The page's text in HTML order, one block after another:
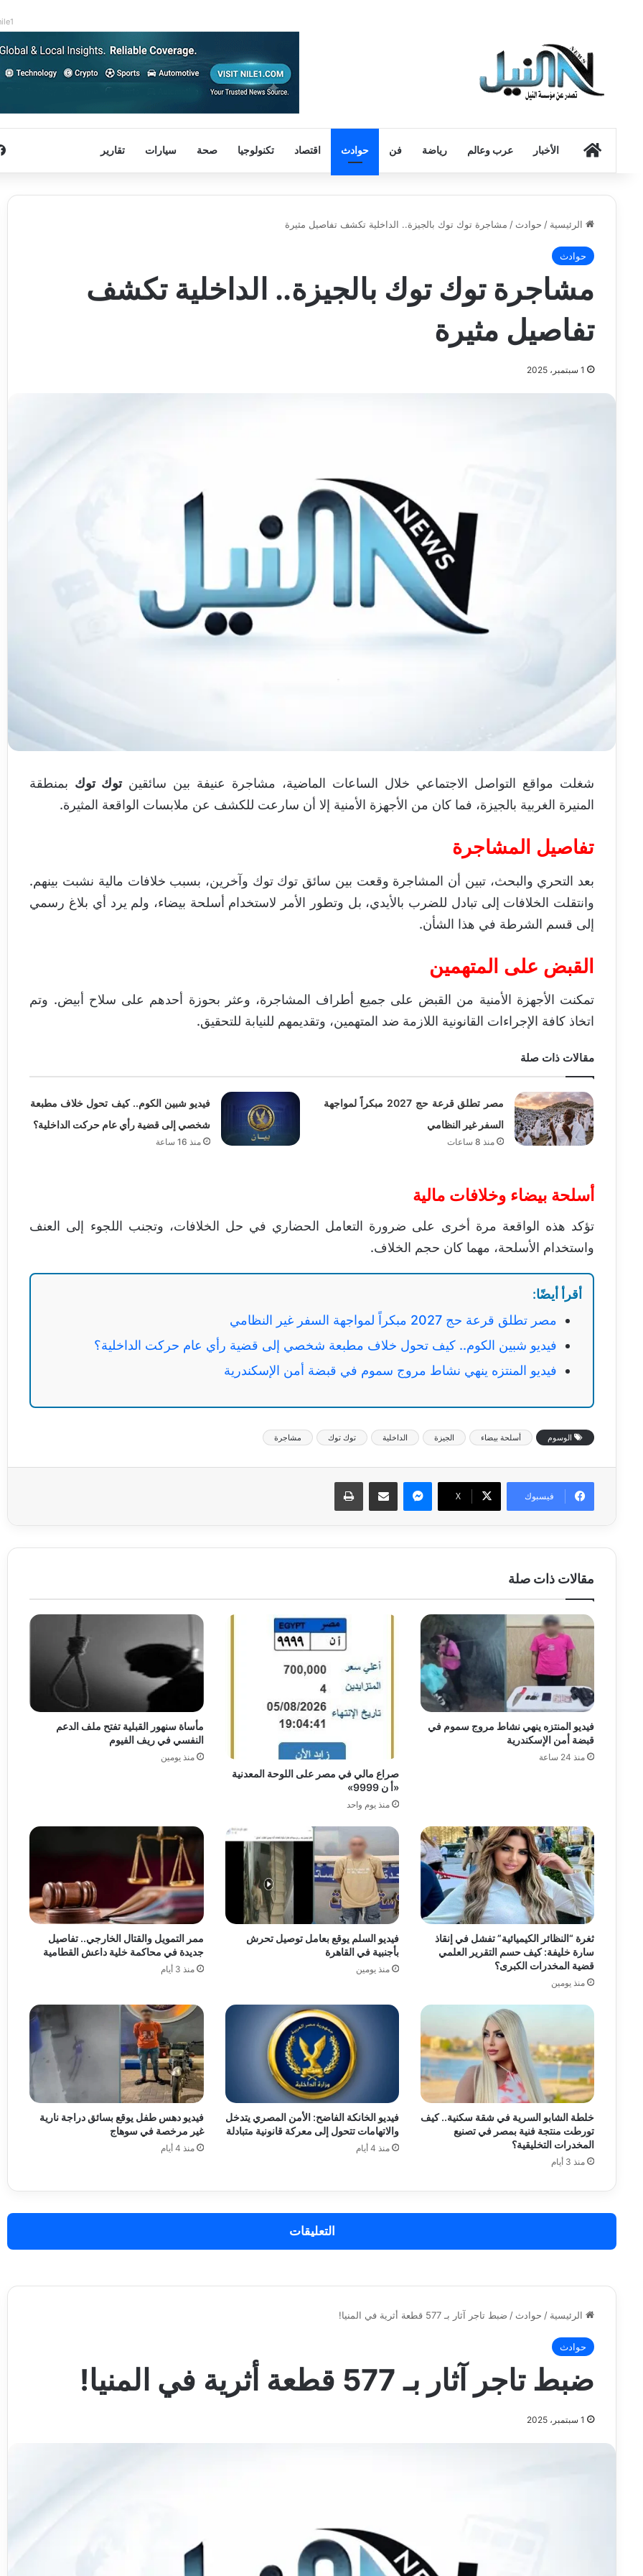
الرئيسيةالأخبار عرب وعالم رياضة فن حوادث اقتصاد تكنولوجيا صحة سيارات تقارير
الرئيسية / حوادث / مشاجرة توك توك بالجيزة.. الداخلية تكشف تفاصيل مثيرة
حوادث
مشاجرة توك توك بالجيزة.. الداخلية تكشف
تفاصيل مثيرة
1 سبتمبر، 2025
شغلت مواقع التواصل الاجتماعي خلال الساعات الماضية، مشاجرة عنيفة بين سائقينتوك توك بمنطقة
المنيرة الغربية بالجيزة، فما كان من الأجهزة الأمنية إلا أن سارعت للكشف عن ملابسات الواقعة المثيرة.
تفاصيل المشاجرة
بعد التحري والبحث، تبين أن المشاجرة وقعت بين سائق توك توك وآخرين، بسبب خلافات مالية نشبت بينهم.
وانتقلت الخلافات إلى تبادل للضرب بالأيدي، بل وتطور الأمر لاستخدام أسلحة بيضاء، ولم يرد أي بلاغ رسمي
إلى قسم الشرطة في هذا الشأن.
القبض على المتهمين
تمكنت الأجهزة الأمنية من القبض على جميع أطراف المشاجرة، وعثر بحوزة أحدهم على سلاح أبيض. وتم
اتخاذ كافة الإجراءات القانونية اللازمة ضد المتهمين، وتقديمهم للنيابة للتحقيق.
مقالات ذات صلة
مصر تطلق قرعة حج 2027 مبكراً لمواجهة
السفر غير النظامي
منذ 8 ساعات
فيديو شبين الكوم.. كيف تحول خلاف مطبعة
شخصي إلى قضية رأي عام حركت الداخلية؟
منذ 16 ساعة
أسلحة بيضاء وخلافات مالية
تؤكد هذه الواقعة مرة أخرى على ضرورة التعامل الحضاري في حل الخلافات، وتجنب اللجوء إلى العنف
واستخدام الأسلحة، مهما كان حجم الخلاف.
أقرأ أيضًا:
مصر تطلق قرعة حج 2027 مبكراً لمواجهة السفر غير النظامي
فيديو شبين الكوم.. كيف تحول خلاف مطبعة شخصي إلى قضية رأي عام حركت الداخلية؟
فيديو المنتزه ينهي نشاط مروج سموم في قبضة أمن الإسكندرية
الوسوم أسلحة بيضاء الجيزة الداخلية توك توك مشاجرة
فيسبوك ‫X
ماسنجر مشاركة عبر البريد طباعة
مقالات ذات صلة
فيديو المنتزه ينهي نشاط مروج سموم في
قبضة أمن الإسكندرية
منذ 24 ساعة
صراع مالي في مصر على اللوحة المعدنية
«أ ن 9999»
منذ يوم واحد
مأساة سنهور القبلية تفتح ملف الدعم
النفسي في ريف الفيوم
منذ يومين
ثغرة “النظائر الكيميائية” تفشل في إنقاذ
سارة خليفة: كيف حسم التقرير العلمي
قضية المخدرات الكبرى؟
منذ يومين
فيديو السلم يوقع بعامل توصيل تحرش
بأجنبية في القاهرة
منذ يومين
ممر التمويل والقتال الخارجي.. تفاصيل
جديدة في محاكمة خلية داعش القطامية
منذ 3 أيام
خلطة الشابو السرية في شقة سكنية.. كيف
تورطت منتجة فنية بمصر في تصنيع
المخدرات التخليقية؟
منذ 3 أيام
فيديو الخانكة الفاضح: الأمن المصري يتدخل
والاتهامات تتحول إلى معركة قانونية متبادلة
منذ 4 أيام
فيديو دهس طفل يوقع بسائق دراجة نارية
غير مرخصة في سوهاج
منذ 4 أيام
التعليقات